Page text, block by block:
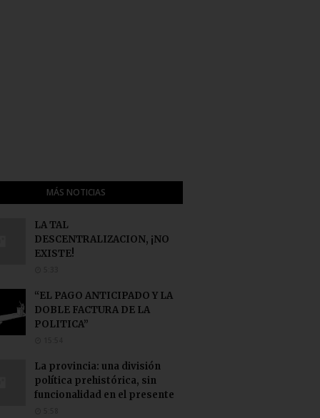
MÁS NOTICIAS
LA TAL
DESCENTRALIZACION, ¡NO
EXISTE!
“EL PAGO ANTICIPADO Y LA
DOBLE FACTURA DE LA
POLITICA”
La provincia: una división
política prehistórica, sin
funcionalidad en el presente